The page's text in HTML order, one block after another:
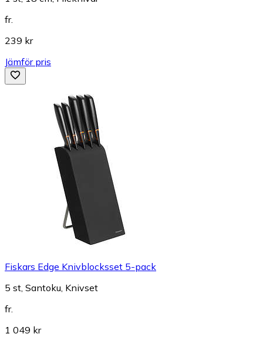
fr.
239 kr
Jämför pris
Fiskars Edge Knivblocksset 5-pack
5 st, Santoku, Knivset
fr.
1 049 kr